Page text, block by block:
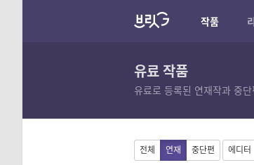
작품
유료 작품
유료로 등록된 연재작과 중
전체 연재 중단편 에디터